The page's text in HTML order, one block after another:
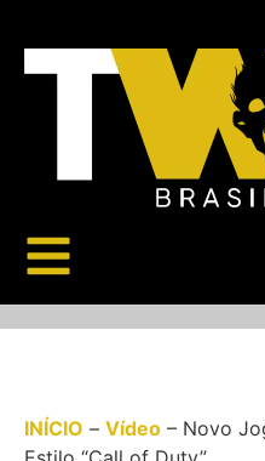
INÍCIO – Vídeo – Novo